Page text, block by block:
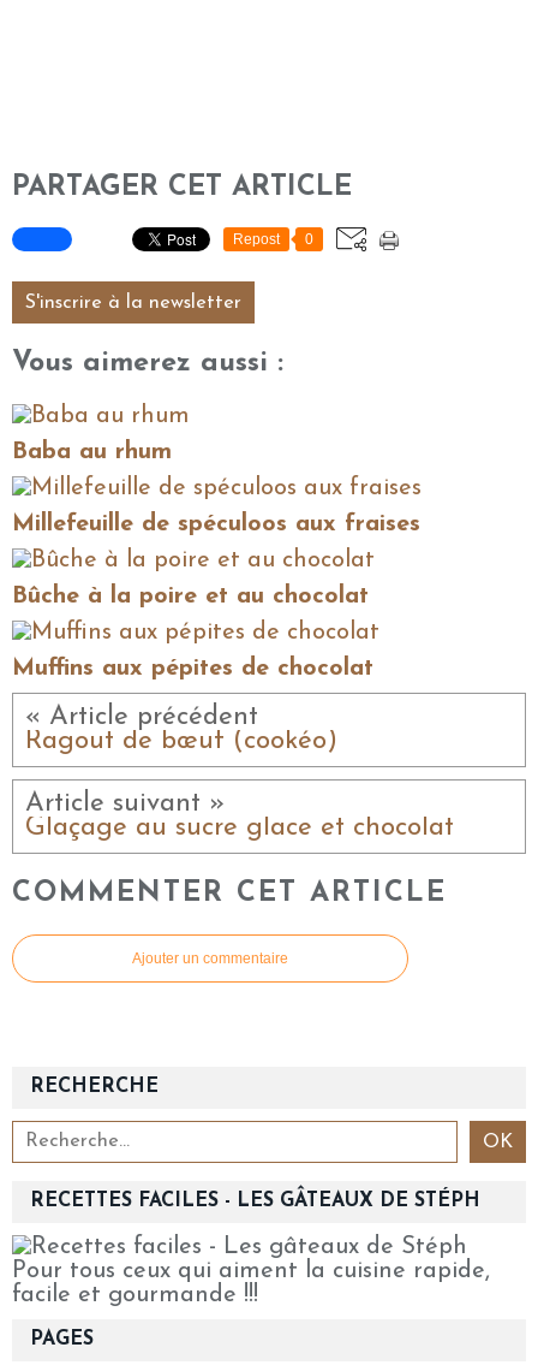
PARTAGER CET ARTICLE
Repost 0
S'inscrire à la newsletter
Vous aimerez aussi :
Baba au rhum
Millefeuille de spéculoos aux fraises
Bûche à la poire et au chocolat
Muffins aux pépites de chocolat
« Article précédent
Ragout de bœuf (cookéo)
Article suivant »
Glaçage au sucre glace et chocolat
COMMENTER CET ARTICLE
Ajouter un commentaire
RECHERCHE
RECETTES FACILES - LES GÂTEAUX DE STÉPH
Pour tous ceux qui aiment la cuisine rapide,
facile et gourmande !!!
PAGES